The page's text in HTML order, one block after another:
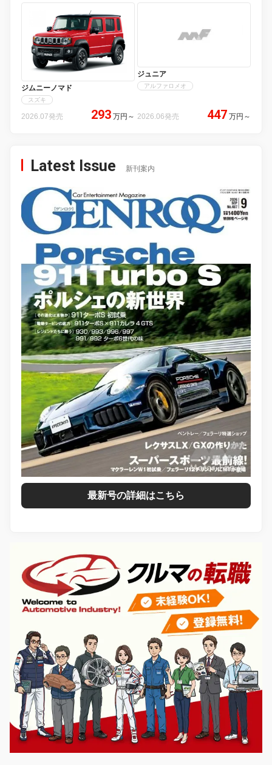
ジムニーノマド
スズキ
2026.07発売 293 万円 ～
ジュニア
アルファロメオ
2026.06発売 447 万円 ～
Latest Issue 新刊案内
最新号の詳細はこちら